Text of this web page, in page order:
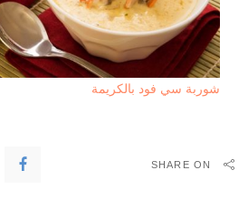
شوربة سي فود بالكريمة
SHARE ON